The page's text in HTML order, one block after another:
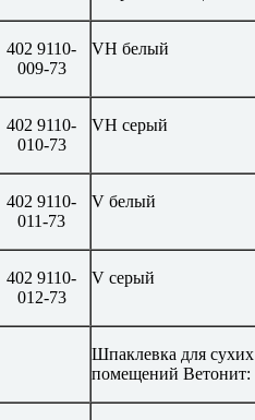
402 9110-
009-73
VH белый
402 9110-
010-73
VH серый
402 9110-
011-73
V белый
402 9110-
012-73
V серый
Шпаклевка для сухих
помещений Ветонит: